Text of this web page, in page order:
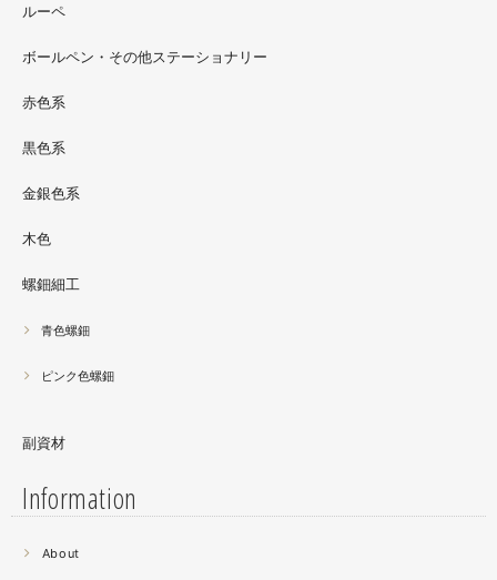
螺鈿ソフビでお世話になっているT-BASE銀座ギャラリー
シリーズ』紅里工房螺鈿装飾も展示されています。アクセ
サリーとはまた違った美しさがあると思うのでぜひご覧く
螺鈿細工の工程。青みの強い鮑貝を使ってステンドグラス
ルーペ
ボールペン・その他ステーショナリー
赤色系
黒色系
金銀色系
木色
螺鈿細工
青色螺鈿
ピンク色螺鈿
副資材
Information
About